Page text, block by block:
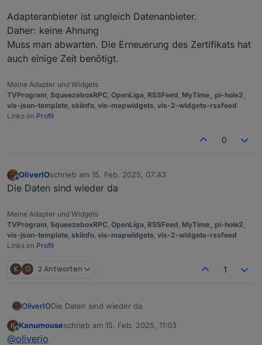
Adapteranbieter ist ungleich Datenanbieter.
Daher: keine Ahnung
Muss man abwarten. Die Erneuerung des Zertifikats hat
auch einige Zeit benötigt.
Meine Adapter und Widgets
TVProgram, SqueezeboxRPC, OpenLiga, RSSFeed, MyTime,, pi-hole2,
vis-json-template, skiinfo, vis-mapwidgets, vis-2-widgets-rssfeed
Links im Profil
0
Offline
OliverIOschrieb am 15. Feb. 2025, 07:43
zuletzt editiert von
Die Daten sind wieder da
Meine Adapter und Widgets
TVProgram SqueezeboxRPC OpenLiga RSSFeed MyTime pi-hole2
vis-json-template skiinfo vis-mapwidgets vis-2-widgets-rssfeed
Links im Profil
K O 2 Antworten 1
OliverIODie Daten sind wieder da
K
Offline
Kanumouseschrieb am 15. Feb. 2025, 11:03
zuletzt editiert von
@oliverio